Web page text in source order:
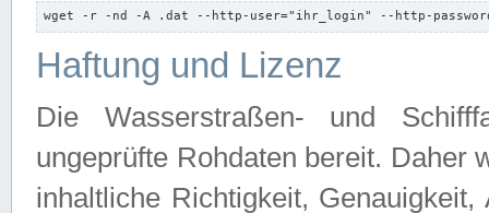
wget -r -nd -A .dat --http-user="ihr_login" --http-
Haftung und Lizenz
Die Wasserstraßen- und
ungeprüfte Rohdaten bereit. Daher
inhaltliche Richtigkeit,